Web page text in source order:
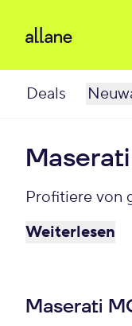
Deals
Profitiere von
Weiterlesen
Maserati